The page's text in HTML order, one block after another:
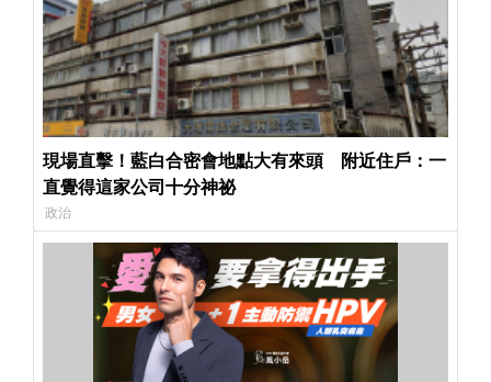
現場直擊！藍白合密會地點大有來頭 附近住戶：一
直覺得這家公司十分神祕
政治